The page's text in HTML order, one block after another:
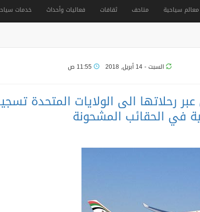
معالم سياحية متاحف ثقافات فعاليات وأحداث خدمات
السبت - 14 أبريل, 2018
رحلاتها الى الولايات المتحدة
في الحقائب المشحونة